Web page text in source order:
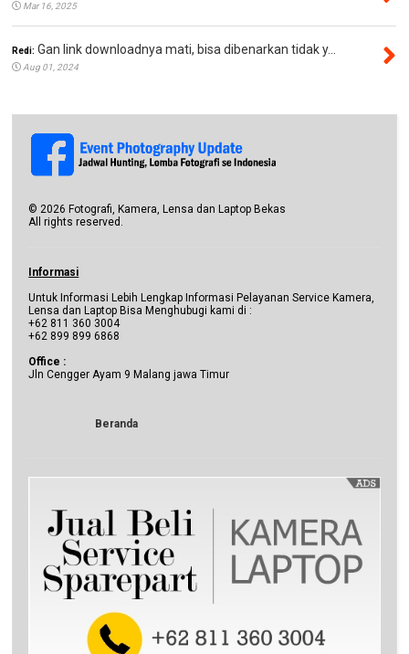
Mar 16, 2025
Redi: Gan link downloadnya mati, bisa dibenarkan tidak y...
Aug 01, 2024
©2026 Fotografi, Kamera, Lensa dan Laptop Bekas
All rights reserved.
Informasi
Untuk Informasi Lebih Lengkap Informasi Pelayanan Service Kamera,
Lensa dan Laptop Bisa Menghubugi kami di :
+62 811 360 3004
+62 899 899 6868
Office :
Jln Cengger Ayam 9 Malang jawa Timur
Beranda